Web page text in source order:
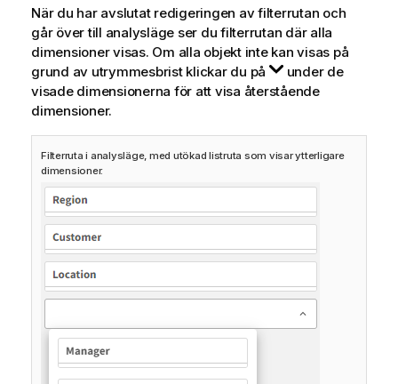
När du har avslutat redigeringen av filterrutan och
går över till analysläge ser du filterrutan där alla
dimensioner visas. Om alla objekt inte kan visas på
grund av utrymmesbrist klickar du på
under de
visade dimensionerna för att visa återstående
dimensioner.
Filterruta i analysläge, med utökad listruta som visar ytterligare
dimensioner.